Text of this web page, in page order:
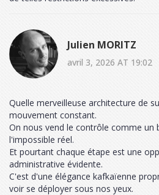
Julien MORITZ
avril 3, 2026 AT 19:02
Quelle merveilleuse architecture de
mouvement constant.
On nous vend le contrôle comme un
l'impossible réel.
Et pourtant chaque étape est une
administrative évidente.
C'est d'une élégance kafkaïenne
voir se déployer sous nos yeux.